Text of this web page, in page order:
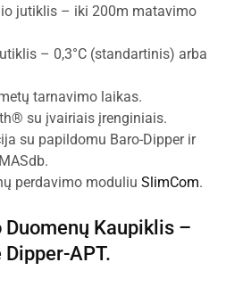
jutiklis – iki 200m matavimo
– 0,3°C (standartinis) arba
tarnavimo laikas.
su įvairiais įrenginiais.
su papildomu Baro-Dipper ir
perdavimo moduliu SlimCom.
Kaupiklis –
APT.